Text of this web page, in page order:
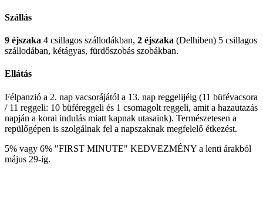
Szállás
9 éjszaka 4 csillagos szállodákban, 2 éjszaka (Delhiben) 5 csillagos
szállodában, kétágyas, fürdőszobás szobákban.
Ellátás
Félpanzió a 2. nap vacsorájától a 13. nap reggelijéig (11 büfévacsora
/ 11 reggeli: 10 büféreggeli és 1 csomagolt reggeli, amit a hazautazás
napján a korai indulás miatt kapnak utasaink). Természetesen a
repülőgépen is szolgálnak fel a napszaknak megfelelő étkezést.
5% vagy 6% "FIRST MINUTE" KEDVEZMÉNY a lenti árakból
május 29-ig.